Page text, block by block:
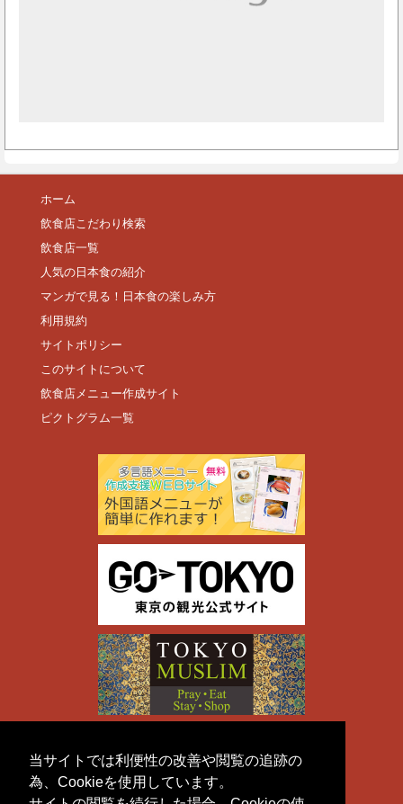
当サイトでは利便性の改善や閲覧の追跡の
為、Cookieを使用しています。
ホーム
飲食店こだわり検索
飲食店一覧
人気の日本食の紹介
マンガで見る！日本食の楽しみ方
利用規約
サイトポリシー
このサイトについて
飲食店メニュー作成サイト
ピクトグラム一覧